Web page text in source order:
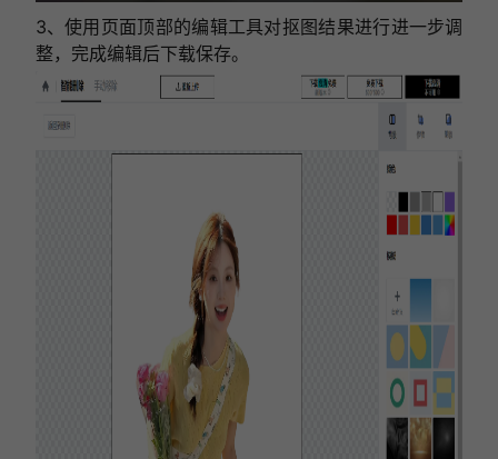
3、使用页面顶部的编辑工具对抠图结果进行进一步调
整， 完成编辑后下载保存。